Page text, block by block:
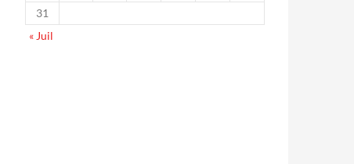
31
« Juil